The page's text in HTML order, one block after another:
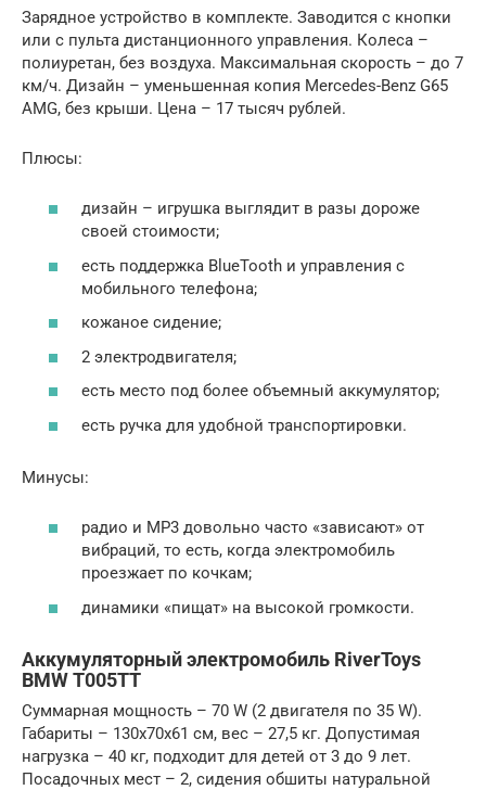
Зарядное устройство в комплекте. Заводится с кнопки
или с пульта дистанционного управления. Колеса –
полиуретан, без воздуха. Максимальная скорость – до 7
км/ч. Дизайн – уменьшенная копия Mercedes-Benz G65
AMG, без крыши. Цена – 17 тысяч рублей.
Плюсы:
дизайн – игрушка выглядит в разы дороже
своей стоимости;
есть поддержка BlueTooth и управления с
мобильного телефона;
кожаное сидение;
2 электродвигателя;
есть место под более объемный аккумулятор;
есть ручка для удобной транспортировки.
Минусы:
радио и MP3 довольно часто «зависают» от
вибраций, то есть, когда электромобиль
проезжает по кочкам;
динамики «пищат» на высокой громкости.
Аккумуляторный электромобиль RiverToys
BMW T005TT
Суммарная мощность – 70 W (2 двигателя по 35 W).
Габариты – 130x70x61 cм, вес – 27,5 кг. Допустимая
нагрузка – 40 кг, подходит для детей от 3 до 9 лет.
Посадочных мест – 2, сидения обшиты натуральной